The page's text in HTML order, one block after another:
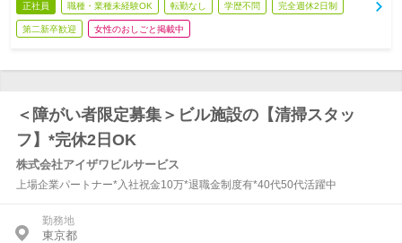
正社員 職種・業種未経験OK 転勤なし 学歴不問 完全週休2日制
第二新卒歓迎 女性のおしごと掲載中
＜障がい者限定募集＞ビル施設の【清掃スタッ
フ】*完休2日OK
株式会社アイザワビルサービス
上場企業パートナー*入社祝金10万*退職金制度有*40代50代活躍中
勤務地
東京都